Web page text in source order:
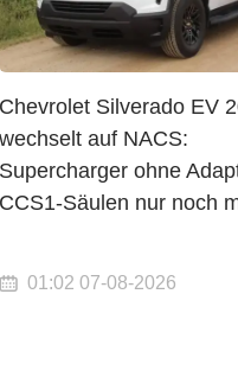
Chevrolet Silverado EV
wechselt auf NACS:
Supercharger ohne
CCS1-Säulen nur noch
01:02 07-08-2026